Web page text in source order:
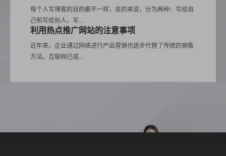
每个人写博客的目的都不一样，总的来说，分为两种：写给自
己和写给别人。写...
利用热点推广网站的注意事项
近年来，企业通过网络进行产品营销也逐步代替了传统的销售
方法。互联网已成...